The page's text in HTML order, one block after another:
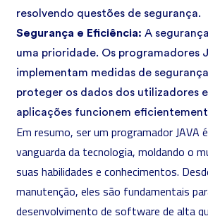
resolvendo questões de segurança.
Segurança e Eficiência: A
uma prioridade. Os programadores
implementam medidas de
proteger os dados dos utilizadores
aplicações funcionem
Em resumo, ser um programador JAVA
vanguarda da tecnologia, moldando o
suas habilidades e conhecimentos.
manutenção, eles são fundamentais
desenvolvimento de software de alta